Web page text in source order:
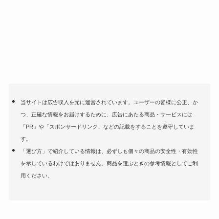
当サイトは広告収入を元に運営されています。ユーザーの皆様に公正、か
つ、正確な情報をお届けするために、広告にあたる商品・サービスには
「PR」や「スポンサードリンク」などの記載をすることを遵守していま
す。
「選び方」で紹介している情報は、必ずしも個々の商品の安全性・有効性
を示しているわけではありません。商品を選ぶときの参考情報としてご利
用ください。